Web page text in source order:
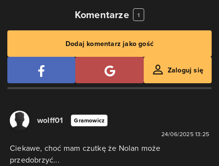
Komentarze 1
Dodaj komentarz jako gość
Zaloguj się
wolff01
Gramowicz
24/06/2025 13:25
Ciekawe, choć mam czutkę że Nolan może
przedobrzyć...